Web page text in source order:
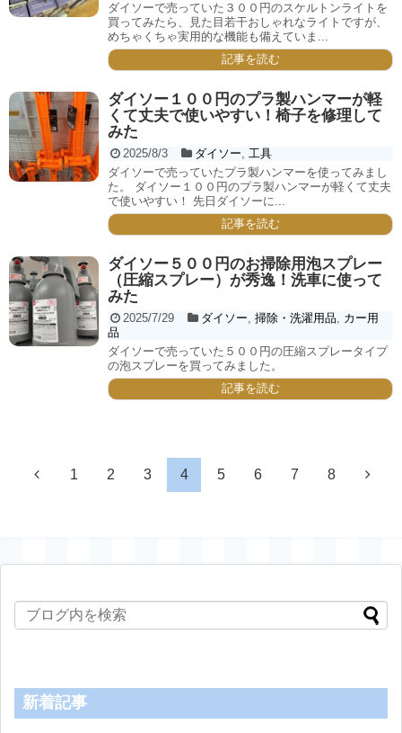
ダイソーで売っていた３００円のスケルトンライトを
買ってみたら、見た目若干おしゃれなライトですが、
めちゃくちゃ実用的な機能も備えていま...
記事を読む
ダイソー１００円のプラ製ハンマーが軽
くて丈夫で使いやすい！椅子を修理して
みた
2025/8/3 ダイソー, 工具
ダイソーで売っていたプラ製ハンマーを使ってみまし
た。 ダイソー１００円のプラ製ハンマーが軽くて丈夫
で使いやすい！ 先日ダイソーに...
記事を読む
ダイソー５００円のお掃除用泡スプレー
（圧縮スプレー）が秀逸！洗車に使って
みた
2025/7/29 ダイソー, 掃除・洗濯用品, カー用
品
ダイソーで売っていた５００円の圧縮スプレータイプ
の泡スプレーを買ってみました。
記事を読む
1 2 3 4 5 6 7 8
新着記事